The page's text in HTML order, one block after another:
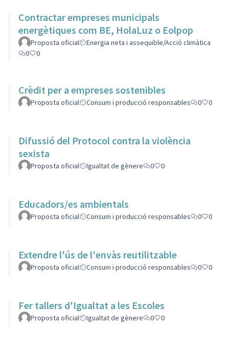
Contractar empreses municipals
energètiques com BE, HolaLuz o Eolpop
Proposta oficial
Energia neta i assequible/Acció climàtica
0
0
Crèdit per a empreses sostenibles
Proposta oficial Consum i producció responsables 0 0
Difussió del Protocol contra la violència
sexista
Proposta oficial Igualtat de gènere 0 0
Educadors/es ambientals
Proposta oficial Consum i producció responsables 0 0
Extendre l'ús de l'envàs reutilitzable
Proposta oficial Consum i producció responsables 0 0
Fer tallers d'Igualtat a les Escoles
Proposta oficial Igualtat de gènere 0 0